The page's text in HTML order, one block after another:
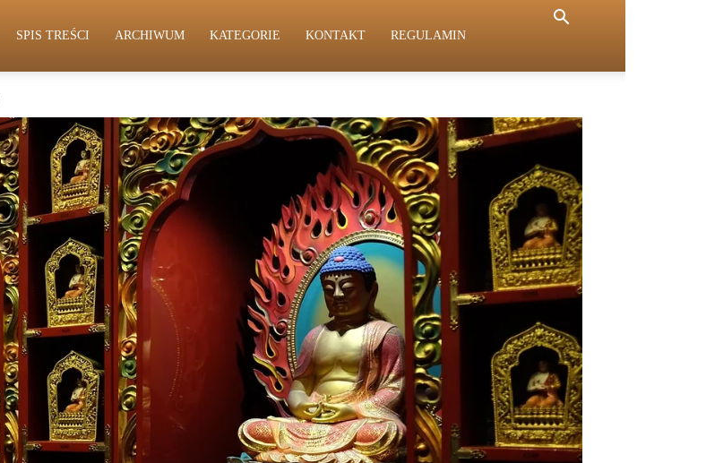
SPIS TREŚCI ARCHIWUM KATEGORIE KONTAKT REGULAMIN